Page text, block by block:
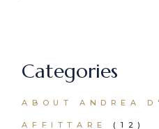
Categories
ABOUT ANDREA
AFFITTARE (12)